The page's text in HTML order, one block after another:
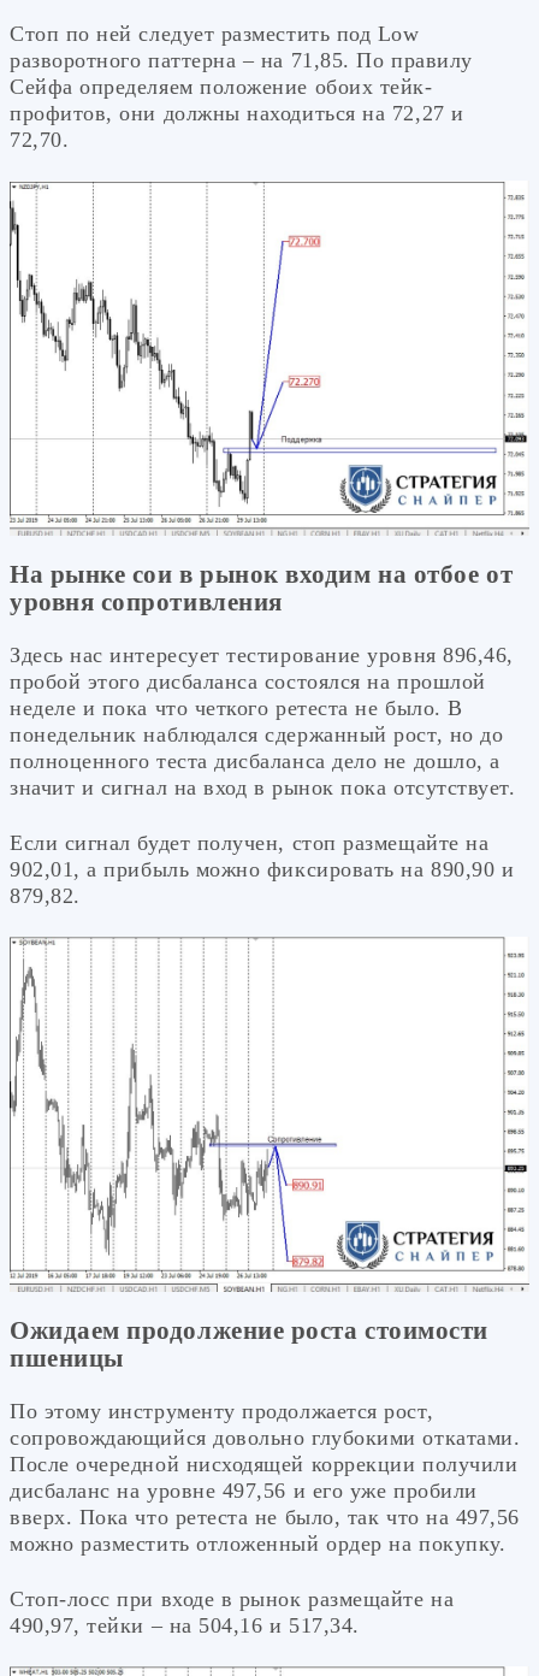
Стоп по ней следует разместить под Low
разворотного паттерна – на 71,85. По правилу
Сейфа определяем положение обоих тейк-
профитов, они должны находиться на 72,27 и
72,70.
На рынке сои в рынок входим на отбое от
уровня сопротивления
Здесь нас интересует тестирование уровня 896,46,
пробой этого дисбаланса состоялся на прошлой
неделе и пока что четкого ретеста не было. В
понедельник наблюдался сдержанный рост, но до
полноценного теста дисбаланса дело не дошло, а
значит и сигнал на вход в рынок пока отсутствует.
Если сигнал будет получен, стоп размещайте на
902,01, а прибыль можно фиксировать на 890,90 и
879,82.
Ожидаем продолжение роста стоимости
пшеницы
По этому инструменту продолжается рост,
сопровождающийся довольно глубокими откатами.
После очередной нисходящей коррекции получили
дисбаланс на уровне 497,56 и его уже пробили
вверх. Пока что ретеста не было, так что на 497,56
можно разместить отложенный ордер на покупку.
Стоп-лосс при входе в рынок размещайте на
490,97, тейки – на 504,16 и 517,34.